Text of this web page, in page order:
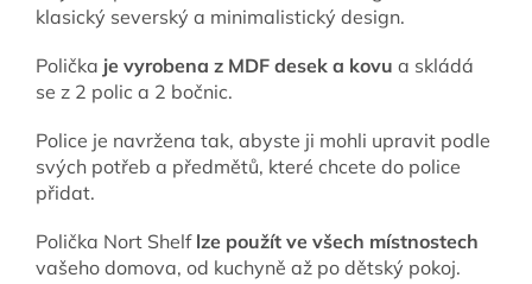
klasický severský a minimalistický design.
Polička je vyrobena z MDF desek a kovu a skládá
se z 2 polic a 2 bočnic.
Police je navržena tak, abyste ji mohli upravit podle
svých potřeb a předmětů, které chcete do police
přidat.
Polička Nort Shelf lze použít ve všech místnostech
vašeho domova, od kuchyně až po dětský pokoj.